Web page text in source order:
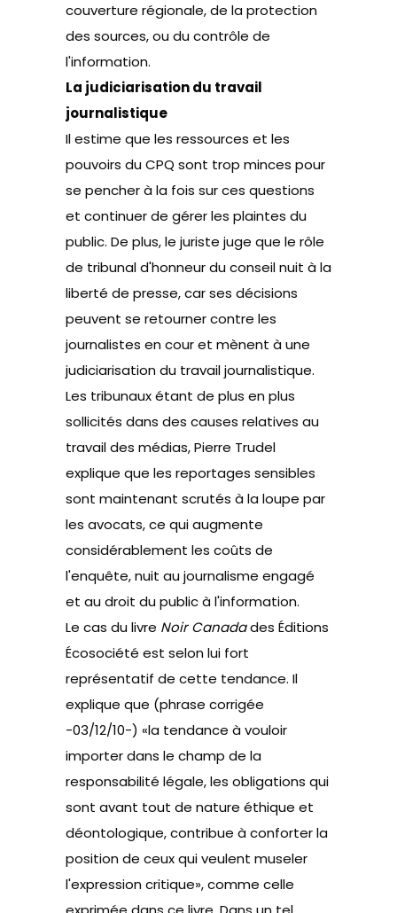
couverture régionale, de la protection
des sources, ou du contrôle de
l'information.
La judiciarisation du travail
journalistique
Il estime que les ressources et les
pouvoirs du CPQ sont trop minces pour
se pencher à la fois sur ces questions
et continuer de gérer les plaintes du
public. De plus, le juriste juge que le rôle
de tribunal d'honneur du conseil nuit à la
liberté de presse, car ses décisions
peuvent se retourner contre les
journalistes en cour et mènent à une
judiciarisation du travail journalistique.
Les tribunaux étant de plus en plus
sollicités dans des causes relatives au
travail des médias, Pierre Trudel
explique que les reportages sensibles
sont maintenant scrutés à la loupe par
les avocats, ce qui augmente
considérablement les coûts de
l'enquête, nuit au journalisme engagé
et au droit du public à l'information.
Le cas du livre Noir Canadades Éditions
Écosociété est selon lui fort
représentatif de cette tendance. Il
explique que (phrase corrigée
-03/12/10-) «la tendance à vouloir
importer dans le champ de la
responsabilité légale, les obligations qui
sont avant tout de nature éthique et
déontologique, contribue à conforter la
position de ceux qui veulent museler
l'expression critique», comme celle